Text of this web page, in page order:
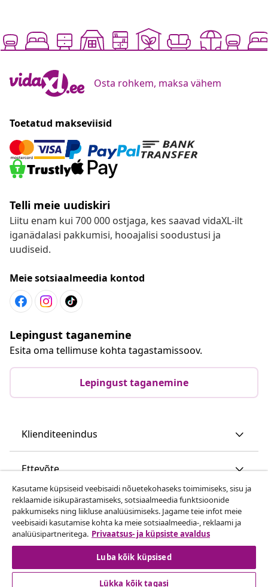
Osta rohkem, maksa vähem
Toetatud makseviisid
Telli meie uudiskiri
Liitu enam kui 700 000 ostjaga, kes saavad vidaXL-ilt
iganädalasi pakkumisi, hooajalisi soodustusi ja
uudiseid.
Meie sotsiaalmeedia kontod
Lepingust taganemine
Esita oma tellimuse kohta tagastamissoov.
Lepingust taganemine
Klienditeenindus
Ettevõte
vidaXL
Vaata rohkem
Kasutame küpsiseid veebisaidi nõuetekohaseks toimimiseks, sisu ja
reklaamide isikupärastamiseks, sotsiaalmeedia funktsioonide
pakkumiseks ning liikluse analüüsimiseks. Jagame teie infot meie
veebisaidi kasutamise kohta ka meie sotsiaalmeedia-, reklaami ja
analüüsipartneritega. Privaatsus- ja küpsiste avaldus
Luba kõik küpsised
Lükka kõik tagasi